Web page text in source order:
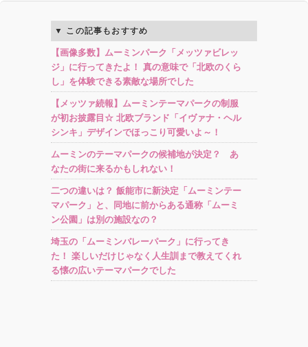
この記事もおすすめ
【画像多数】ムーミンパーク「メッツァビレッ
ジ」に行ってきたよ！ 真の意味で「北欧のくら
し」を体験できる素敵な場所でした
【メッツァ続報】ムーミンテーマパークの制服
が初お披露目☆ 北欧ブランド「イヴァナ・ヘル
シンキ」デザインでほっこり可愛いよ～！
ムーミンのテーマパークの候補地が決定？ あ
なたの街に来るかもしれない！
二つの違いは？ 飯能市に新決定「ムーミンテー
マパーク」と、同地に前からある通称「ムーミ
ン公園」は別の施設なの？
埼玉の「ムーミンバレーパーク」に行ってき
た！ 楽しいだけじゃなく人生訓まで教えてくれ
る懐の広いテーマパークでした